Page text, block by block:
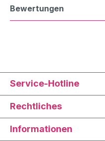
Bewertungen
Service-Hotline
Rechtliches
Informationen